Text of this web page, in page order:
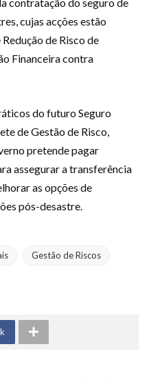
cujas acções estão
de Risco de
Financeira contra
do futuro Seguro
de Gestão de Risco,
pretende pagar
assegurar a transferência
as opções de
pós-desastre.
Gestão de Riscos